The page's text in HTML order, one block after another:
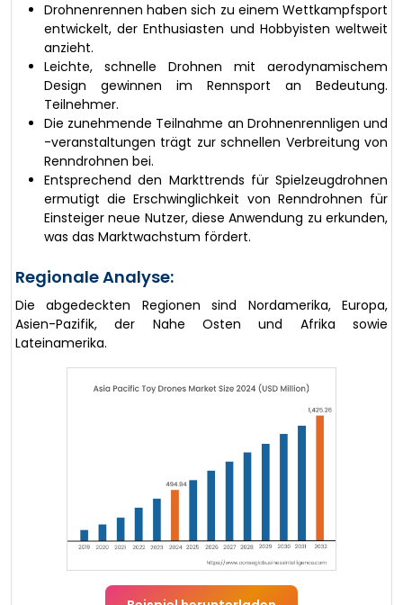
Drohnenrennen haben sich zu einem Wettkampfsport
entwickelt, der Enthusiasten und Hobbyisten weltweit
anzieht.
Leichte, schnelle Drohnen mit aerodynamischem
Design gewinnen im Rennsport an Bedeutung.
Teilnehmer.
Die zunehmende Teilnahme an Drohnenrennligen und
-veranstaltungen trägt zur schnellen Verbreitung von
Renndrohnen bei.
Entsprechend den Markttrends für Spielzeugdrohnen
ermutigt die Erschwinglichkeit von Renndrohnen für
Einsteiger neue Nutzer, diese Anwendung zu erkunden,
was das Marktwachstum fördert.
Regionale Analyse:
Die abgedeckten Regionen sind Nordamerika, Europa,
Asien-Pazifik, der Nahe Osten und Afrika sowie
Lateinamerika.